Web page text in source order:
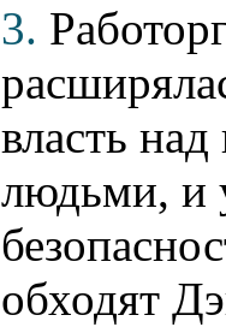
3.
власть
людьми, и
обходят